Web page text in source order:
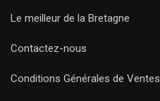
Le meilleur de la Bretagne
Contactez-nous
Conditions Générales de Ventes